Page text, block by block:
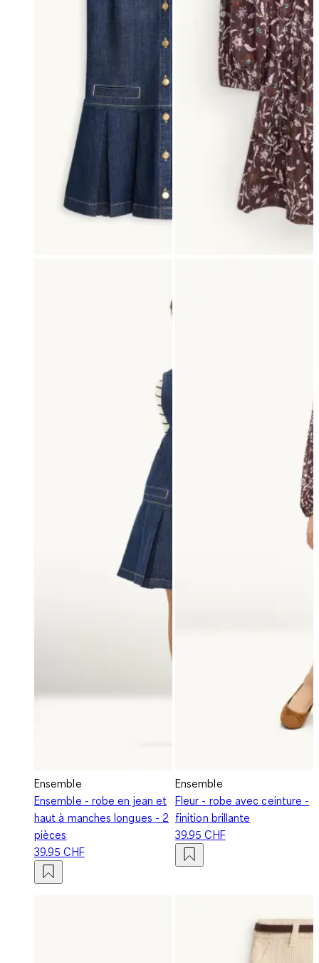
Ensemble
Ensemble - robe en jean et
haut à manches longues - 2
pièces
39.95 CHF
Ensemble
Fleur - robe avec ceinture -
finition brillante
39.95 CHF